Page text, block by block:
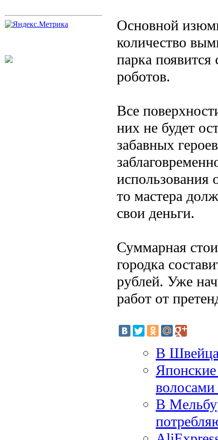
Основной
количество
парка появится
роботов.
Все
них не будет
забавных
использования
то мастера
свои деньги.
Суммарная
городка
рублей. Уже
работ от
В
Японские
В